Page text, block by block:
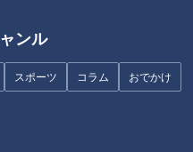
ンル
スポーツ コラム おでかけ
は「簡単にアウトにならな